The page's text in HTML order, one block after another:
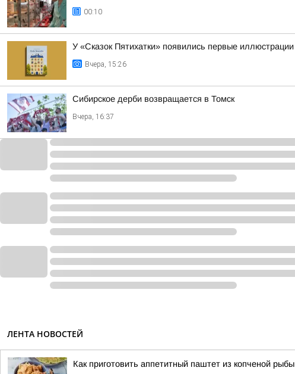
00:10
У «Сказок Пятихатки» появились первые иллюстрации
Вчера, 15:26
Сибирское дерби возвращается в Томск
Вчера, 16:37
ЛЕНТА НОВОСТЕЙ
Как приготовить аппетитный паштет из копченой рыбы